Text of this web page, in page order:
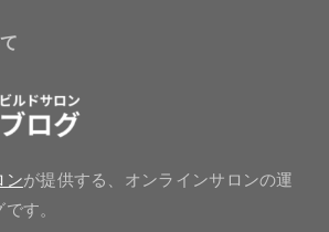
ンが提供する、オンラインサロンの運
す。